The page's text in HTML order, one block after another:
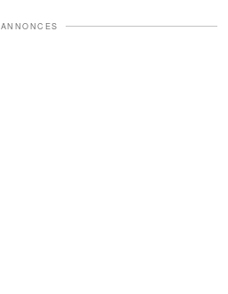
ANNONCES